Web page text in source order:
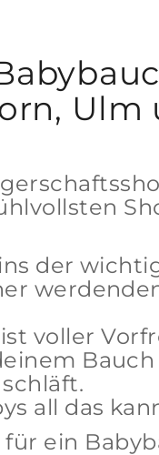
der
voller
all das
ein